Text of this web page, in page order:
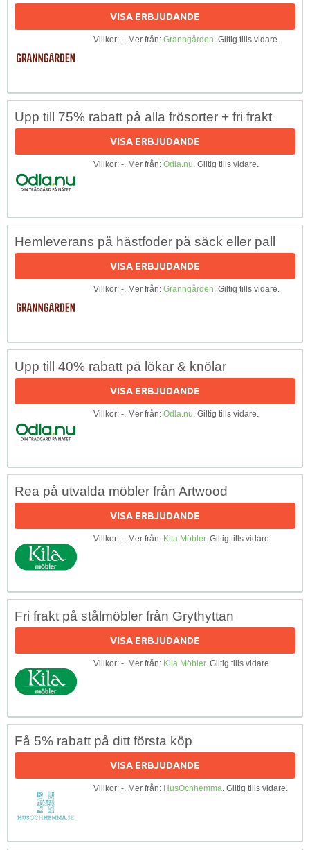
VISA ERBJUDANDE
Villkor: -. Mer från: Granngården. Giltig tills vidare.
Upp till 75% rabatt på alla frösorter + fri frakt
VISA ERBJUDANDE
Villkor: -. Mer från: Odla.nu. Giltig tills vidare.
Hemleverans på hästfoder på säck eller pall
VISA ERBJUDANDE
Villkor: -. Mer från: Granngården. Giltig tills vidare.
Upp till 40% rabatt på lökar & knölar
VISA ERBJUDANDE
Villkor: -. Mer från: Odla.nu. Giltig tills vidare.
Rea på utvalda möbler från Artwood
VISA ERBJUDANDE
Villkor: -. Mer från: Kila Möbler. Giltig tills vidare.
Fri frakt på stålmöbler från Grythyttan
VISA ERBJUDANDE
Villkor: -. Mer från: Kila Möbler. Giltig tills vidare.
Få 5% rabatt på ditt första köp
VISA ERBJUDANDE
Villkor: -. Mer från: HusOchhemma. Giltig tills vidare.